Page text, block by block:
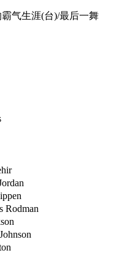
生涯(台)/最后一舞